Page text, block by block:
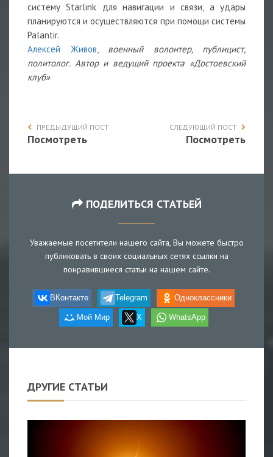
систему Starlink для навигации и связи, а удары
планируются и осуществляются при помощи системы
Palantir.
Алексей Живов, военный волонтер, публицист,
политолог. Автор и ведущий проекта «Достоевский
клуб»
ПРЕДЫДУЩИЙ ПОСТ
Посмотреть
СЛЕДУЮЩИЙ ПОСТ
Посмотреть
ПОДЕЛИТЬСЯ СТАТЬЕЙ
Уважаемые посетители нашего сайта, Вы можете быстро
публиковать в своих социальных сетях ссылки на
понравившиеся статьи на нашем сайте.
ВКонтакте Telegram Одноклассники
Мой Мир X WhatsApp
ДРУГИЕ СТАТЬИ